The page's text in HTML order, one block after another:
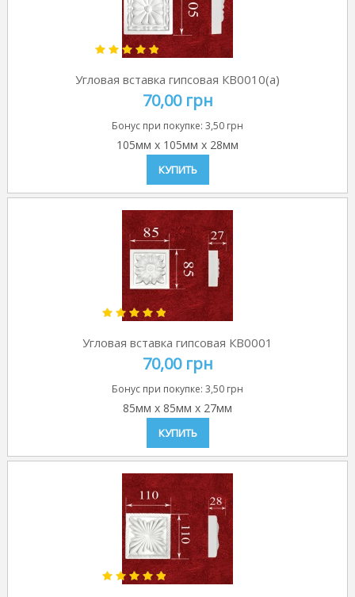
Угловая вставка гипсовая КВ0010(а)
70,00 грн
Бонус при покупке: 3,50 грн
105мм x 105мм x 28мм
КУПИТЬ
Угловая вставка гипсовая КВ0001
70,00 грн
Бонус при покупке: 3,50 грн
85мм x 85мм x 27мм
КУПИТЬ